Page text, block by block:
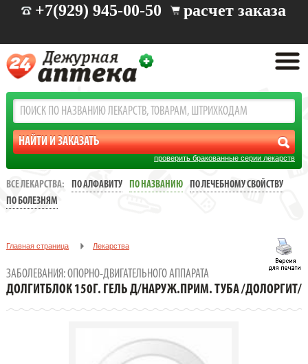
+7(929) 945-00-50 расчет заказа
проверить бракованные серии лекарств
ВСЕ ЛЕКАРСТВА: ПО АЛФАВИТУ ПО НАЗВАНИЮ
ПО ЛЕЧЕБНОМУ СВОЙСТВУ
ПО БОЛЕЗНЯМ
Главная страница Лекарства
ДОЛГИТБЛОК 150Г. ГЕЛЬ Д/НАРУЖ.ПРИМ. ТУБА /ДОЛОРГИТ/
ЗАБОЛЕВАНИЯ: ОПОРНО-ДВИГАТЕЛЬНОГО АППАРАТА
ДОЛГИТБЛОК 150Г. ГЕЛЬ Д/НАРУЖ.ПРИМ. ТУБА /ДОЛОРГИТ/